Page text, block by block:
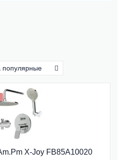
популярные
X-Joy FB85A10020